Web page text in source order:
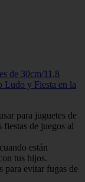
de 30cm/11,8
Ludo y Fiesta en la
para juguetes de
de juegos al
están
tus hijos.
para evitar fugas de